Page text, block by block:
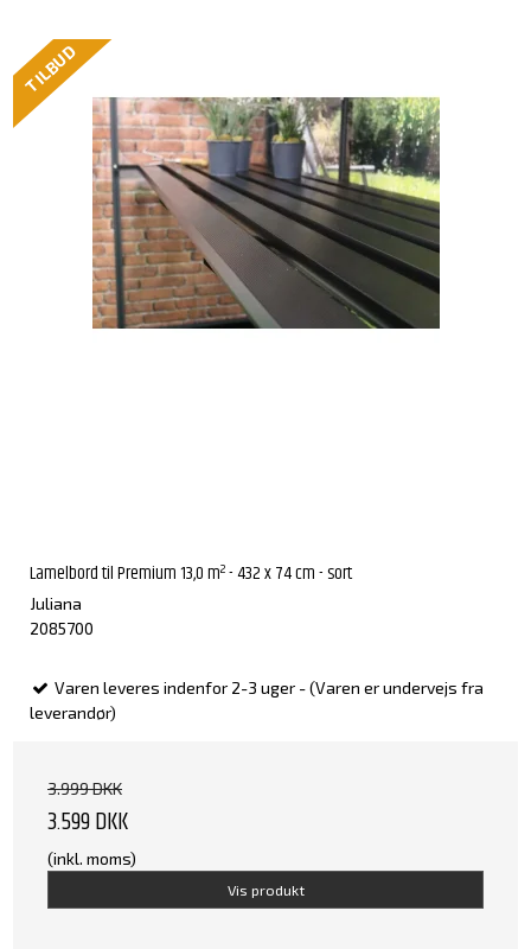
TILBUD
Lamelbord til Premium 13,0 m² - 432 x 74 cm - sort
Juliana
2085700
Varen leveres indenfor 2-3 uger - (Varen er undervejs fra
leverandør)
3.999 DKK
3.599 DKK
(inkl. moms)
Vis produkt